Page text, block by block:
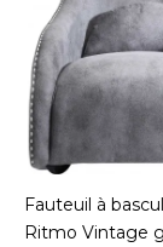
Fauteuil à
Ritmo Vintage